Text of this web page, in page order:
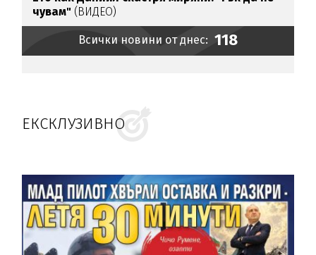
чувам" (ВИДЕО)
Всички новини от днес: 118
ЕКСКЛУЗИВНО